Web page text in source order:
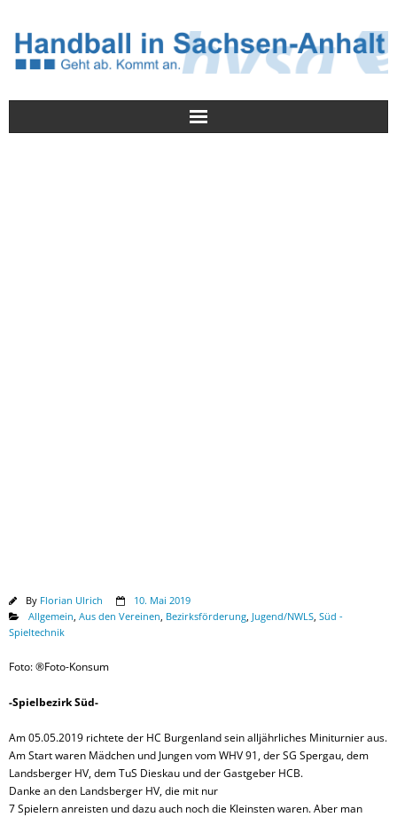
By Florian Ulrich
10. Mai 2019
Allgemein Aus den Vereinen Bezirksförderung Jugend/NWLS Süd -
Spieltechnik
Foto: ®Foto-Konsum
-Spielbezirk Süd-
Am 05.05.2019 richtete der HC Burgenland sein alljährliches Miniturnier aus.
Am Start waren Mädchen und Jungen vom WHV 91, der SG Spergau, dem
Landsberger HV, dem TuS Dieskau und der Gastgeber HCB.
Danke an den Landsberger HV, die mit nur
7 Spielern anreisten und dazu auch noch die Kleinsten waren. Aber man